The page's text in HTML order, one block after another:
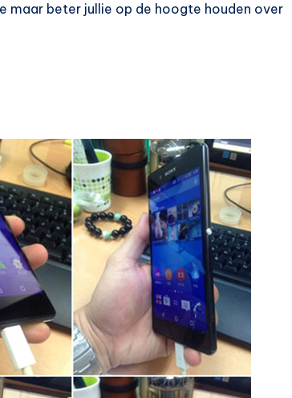
maar beter jullie op de hoogte houden over